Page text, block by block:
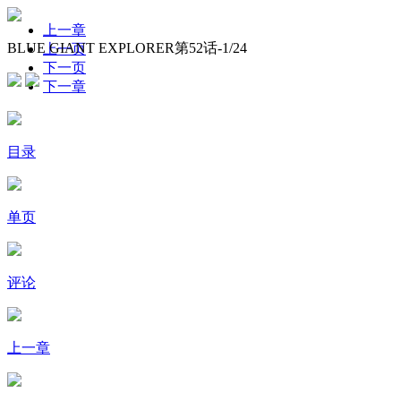
BLUE GIANT EXPLORER第52话-1/24
上一章
上一页
下一页
下一章
目录
单页
评论
上一章